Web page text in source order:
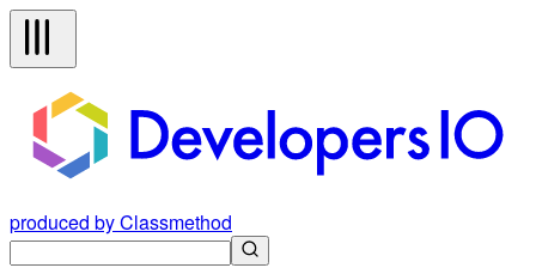
produced by Classmethod